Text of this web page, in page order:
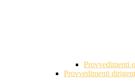
Provvedimenti
Provvedimenti